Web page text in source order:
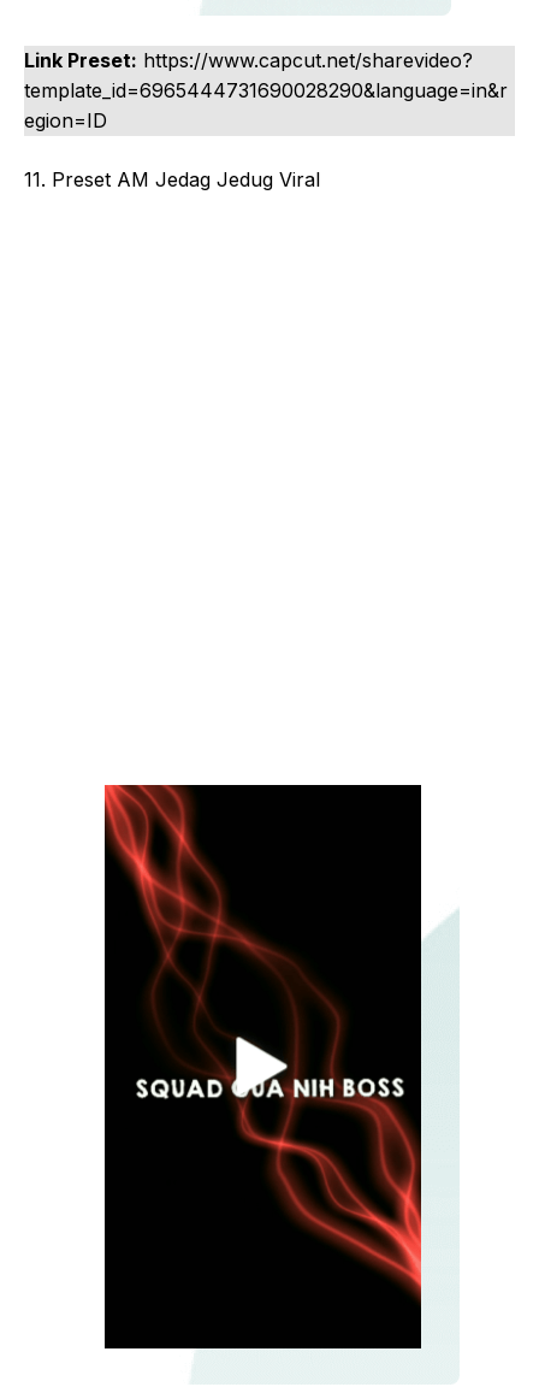
Link Preset: https://www.capcut.net/sharevideo?
template_id=6965444731690028290&language=in&r
egion=ID
11. Preset AM Jedag Jedug Viral